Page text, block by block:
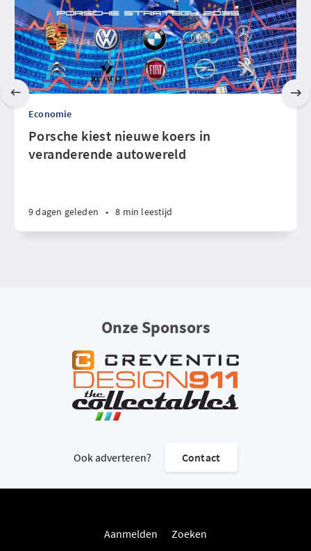
Economie
Porsche kiest nieuwe koers in
veranderende autowereld
9 dagen geleden • 8 min leestijd
Onze Sponsors
Ook adverteren? Contact
Aanmelden Zoeken